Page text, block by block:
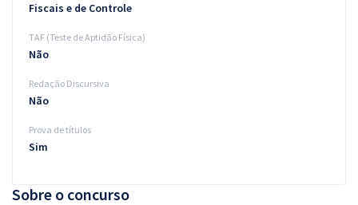
Sobre o concurso
Fiscais e de Controle
TAF (Teste de Aptidão Física)
Não
Redação Discursiva
Não
Prova de títulos
Sim